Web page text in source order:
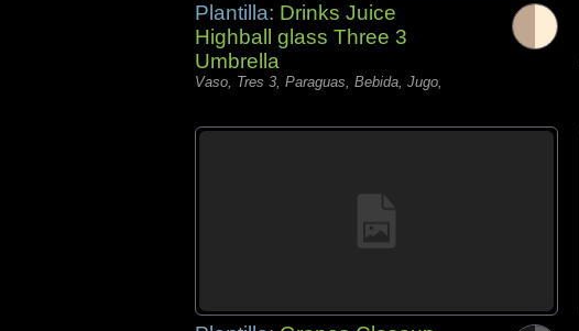
Plantilla: Drinks Juice
Highball glass Three 3
Umbrella
Vaso, Tres 3, Paraguas, Bebida, Jugo,